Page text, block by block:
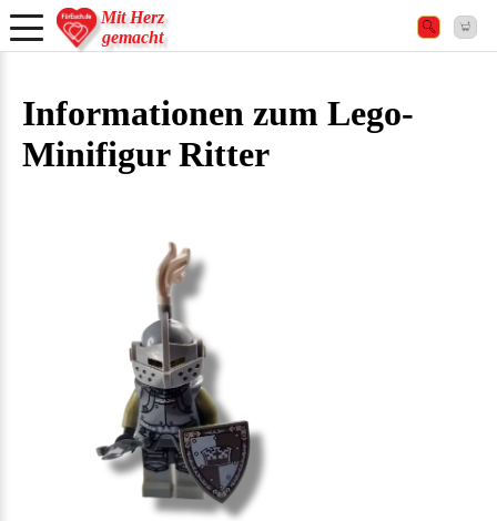
Mit Herz
gemacht
Informationen zum Lego-
Minifigur Ritter